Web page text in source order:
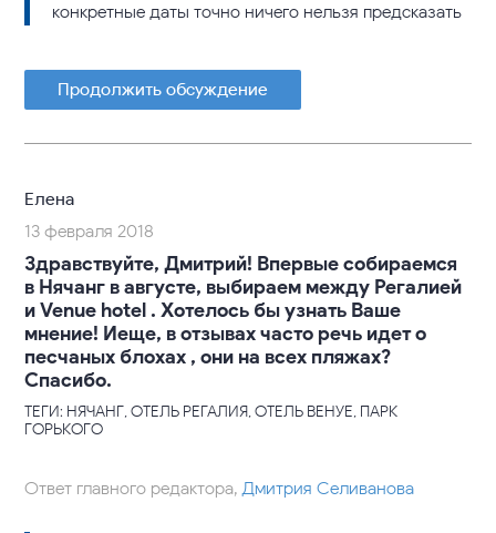
конкретные даты точно ничего нельзя предсказать
Продолжить обсуждение
Елена
13 февраля 2018
Здравствуйте, Дмитрий! Впервые собираемся
в Нячанг в августе, выбираем между Регалией
и Venue hotel . Хотелось бы узнать Ваше
мнение! Иеще, в отзывах часто речь идет о
песчаных блохах , они на всех пляжах?
Спасибо.
ТЕГИ: НЯЧАНГ, ОТЕЛЬ РЕГАЛИЯ, ОТЕЛЬ ВЕНУЕ, ПАРК
ГОРЬКОГО
Ответ главного редактора,Дмитрия Селиванова